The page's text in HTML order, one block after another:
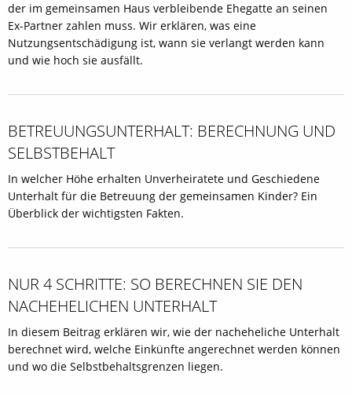
der im gemeinsamen Haus verbleibende Ehegatte an seinen
Ex-Partner zahlen muss. Wir erklären, was eine
Nutzungsentschädigung ist, wann sie verlangt werden kann
und wie hoch sie ausfällt.
BETREUUNGSUNTERHALT: BERECHNUNG UND
SELBSTBEHALT
In welcher Höhe erhalten Unverheiratete und Geschiedene
Unterhalt für die Betreuung der gemeinsamen Kinder? Ein
Überblick der wichtigsten Fakten.
NUR 4 SCHRITTE: SO BERECHNEN SIE DEN
NACHEHELICHEN UNTERHALT
In diesem Beitrag erklären wir, wie der nacheheliche Unterhalt
berechnet wird, welche Einkünfte angerechnet werden können
und wo die Selbstbehaltsgrenzen liegen.